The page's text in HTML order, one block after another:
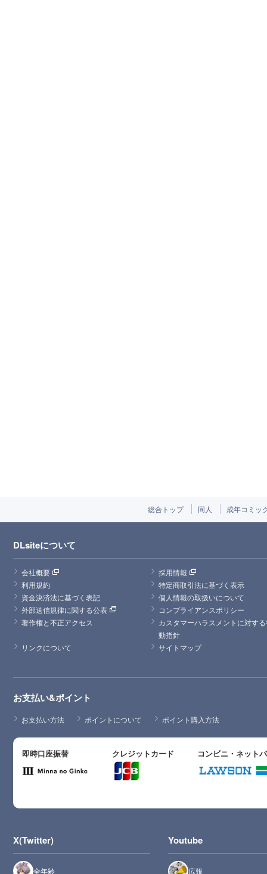
総合トップ 同人 成年コミッ
DLsiteについて
会社概要
採用情報
利用規約
特定商取引法に基づく表示
資金決済法に基づく表記
個人情報の取扱いについて
外部送信規律に関する公表
コンプライアンスポリシー
著作権と不正アクセス
カスタマーハラスメントに対す
動指針
リンクについて
サイトマップ
お支払い&ポイント
お支払い方法 ポイントについて ポイント購入方法
即時口座振替 クレジットカード コンビニ・ネット
X(Twitter)
全年齢
Youtube
広報